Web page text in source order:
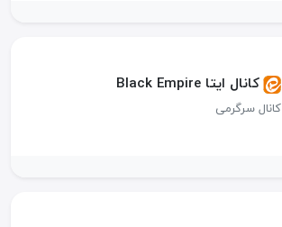
کانال ایتا Black Empire
کانال سرگرمی